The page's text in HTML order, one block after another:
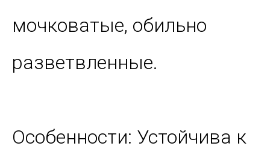
мочковатые, обильно
разветвленные.
Особенности: Устойчива к